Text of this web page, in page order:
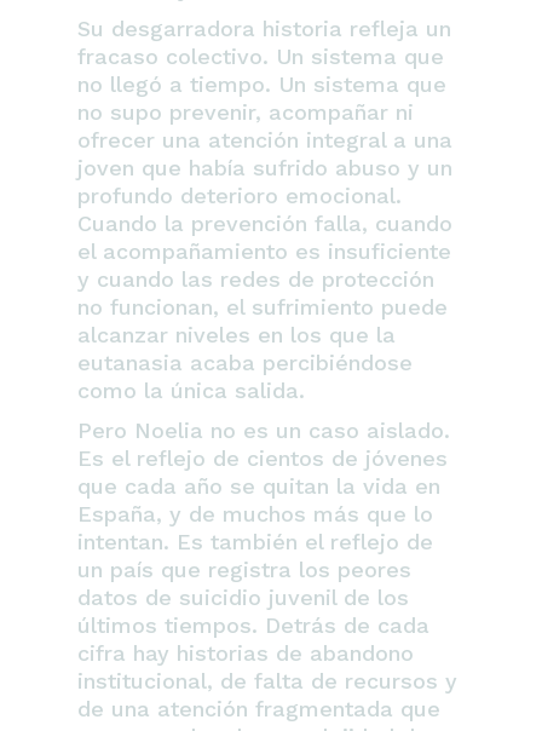
Su desgarradora historia refleja un
fracaso colectivo. Un sistema que
no llegó a tiempo. Un sistema que
no supo prevenir, acompañar ni
ofrecer una atención integral a una
joven que había sufrido abuso y un
profundo deterioro emocional.
Cuando la prevención falla, cuando
el acompañamiento es insuficiente
y cuando las redes de protección
no funcionan, el sufrimiento puede
alcanzar niveles en los que la
eutanasia acaba percibiéndose
como la única salida.
Pero Noelia no es un caso aislado.
Es el reflejo de cientos de jóvenes
que cada año se quitan la vida en
España, y de muchos más que lo
intentan. Es también el reflejo de
un país que registra los peores
datos de suicidio juvenil de los
últimos tiempos. Detrás de cada
cifra hay historias de abandono
institucional, de falta de recursos y
de una atención fragmentada que